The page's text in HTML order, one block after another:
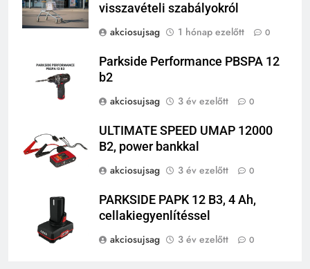
visszavételi szabályokról
akciosujsag
1 hónap ezelőtt 0
Parkside Performance PBSPA 12
b2
akciosujsag
3 év ezelőtt 0
ULTIMATE SPEED UMAP 12000
B2, power bankkal
akciosujsag
3 év ezelőtt 0
PARKSIDE PAPK 12 B3, 4 Ah,
cellakiegyenlítéssel
akciosujsag
3 év ezelőtt 0